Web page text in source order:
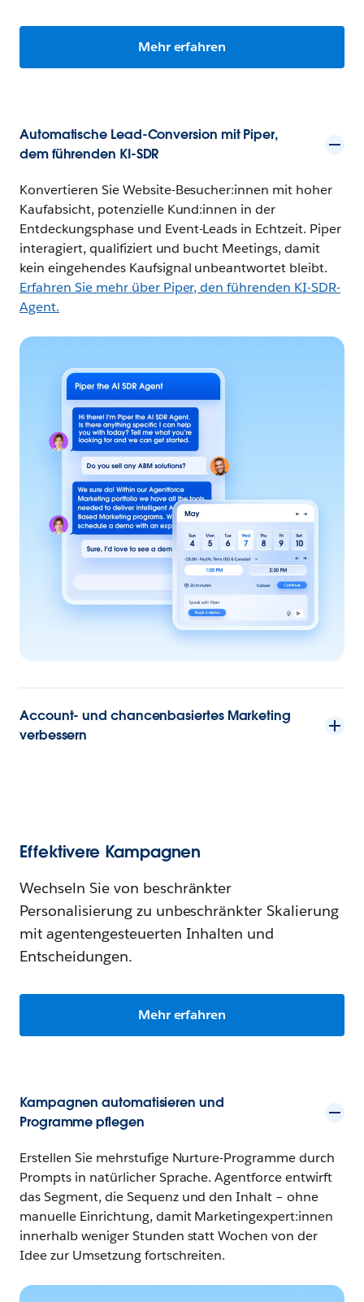
Mehr erfahren
Automatische Lead-Conversion mit Piper,
dem führenden KI-SDR
Konvertieren Sie Website-Besucher:innen mit hoher
Kaufabsicht, potenzielle Kund:innen in der
Entdeckungsphase und Event-Leads in Echtzeit. Piper
interagiert, qualifiziert und bucht Meetings, damit
kein eingehendes Kaufsignal unbeantwortet bleibt.
Erfahren Sie mehr über Piper, den führenden KI-SDR-
Agent.
Account- und chancenbasiertes Marketing
verbessern
Effektivere Kampagnen
Wechseln Sie von beschränkter
Personalisierung zu unbeschränkter Skalierung
mit agentengesteuerten Inhalten und
Entscheidungen.
Mehr erfahren
Kampagnen automatisieren und
Programme pflegen
Erstellen Sie mehrstufige Nurture-Programme durch
Prompts in natürlicher Sprache. Agentforce entwirft
das Segment, die Sequenz und den Inhalt – ohne
manuelle Einrichtung, damit Marketingexpert:innen
innerhalb weniger Stunden statt Wochen von der
Idee zur Umsetzung fortschreiten.